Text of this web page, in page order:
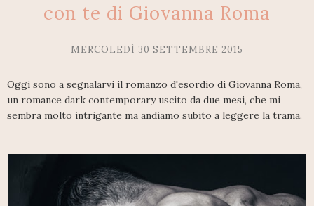
con te di Giovanna Roma
MERCOLEDÌ 30 SETTEMBRE 2015
Oggi sono a segnalarvi il romanzo d'esordio di Giovanna Roma,
un romance dark contemporary uscito da due mesi, che mi
sembra molto intrigante ma andiamo subito a leggere la trama.